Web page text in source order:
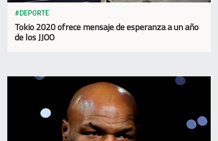
#DEPORTE
Tokio 2020 ofrece mensaje de esperanza a un año
de los JJOO